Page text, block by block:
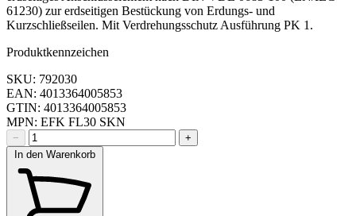
61230) zur erdseitigen Bestückung von Erdungs- und
Kurzschließseilen. Mit Verdrehungsschutz Ausführung PK 1.
Produktkennzeichen
SKU: 792030
EAN: 4013364005853
GTIN: 4013364005853
MPN: EFK FL30 SKN
−
+
In den Warenkorb